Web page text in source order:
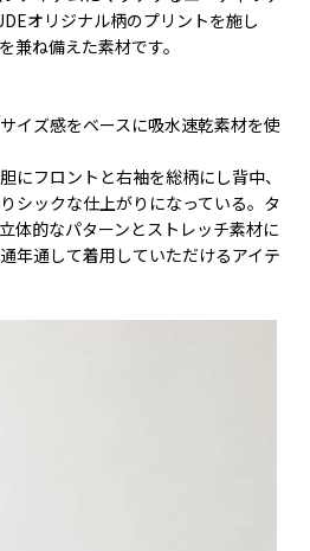
オリジナル柄のプリントを施し
兼ね備えた素材です。
イズ感をベースに吸水速乾素材を使
にフロントと右袖を総柄にし背中、
シックな仕上がりになっている。タ
体的なパターンとストレッチ素材に
年通して着用していただけるアイテ